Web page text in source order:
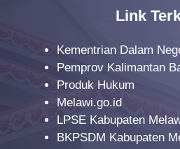
Link
Kementrian Dalam
Pemprov Kalimantan
Produk Hukum
Melawi.go.id
LPSE Kabupaten
BKPSDM Kabupaten